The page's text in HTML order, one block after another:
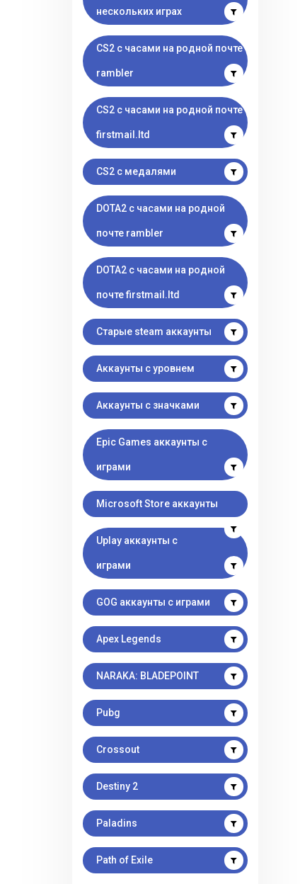
нескольких играх
CS2 с часами на родной почте
rambler
CS2 с часами на родной почте
firstmail.ltd
CS2 с медалями
DOTA2 с часами на родной
почте rambler
DOTA2 с часами на родной
почте firstmail.ltd
Старые steam аккаунты
Аккаунты с уровнем
Аккаунты с значками
Epic Games аккаунты с
играми
Microsoft Store аккаунты
Uplay аккаунты с
играми
GOG аккаунты с играми
Apex Legends
NARAKA: BLADEPOINT
Pubg
Crossout
Destiny 2
Paladins
Path of Exile